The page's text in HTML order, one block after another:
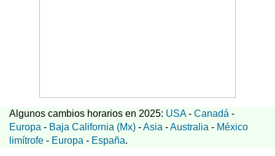
Algunos cambios horarios en 2025: USA- Canadá -
Europa - Baja California (Mx) -Asia -Australia - México
limítrofe - Europa - España.